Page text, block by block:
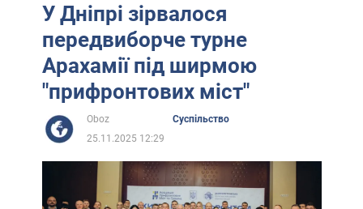
У Дніпрі зірвалося
передвиборче турне
Арахамії під ширмою
"прифронтових міст"
Oboz
Суспільство
25.11.2025 12:29